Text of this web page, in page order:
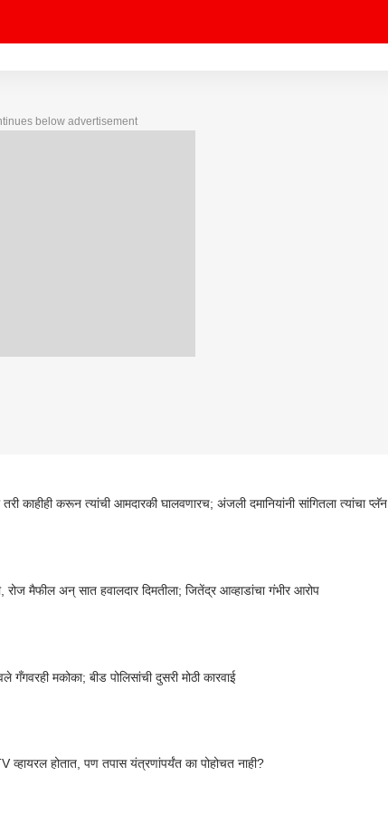
below advertisement
तरी काहीही करून त्यांची आमदारकी घालवणारच; अंजली दमानियांनी सांगितला त्यांचा प्लॅन
रोज मैफील अन् सात हवालदार दिमतीला; जितेंद्र आव्हाडांचा गंभीर आरोप
गँगवरही मकोका; बीड पोलिसांची दुसरी मोठी कारवाई
होतात, पण तपास यंत्रणांपर्यंत का पोहोचत नाही?